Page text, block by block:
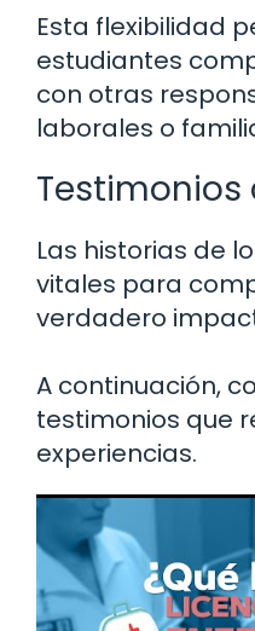
Esta flexibilidad
estudiantes
con otras
laborales o
Las historias de
vitales para
verdadero
A continuación,
testimonios que
experiencias.